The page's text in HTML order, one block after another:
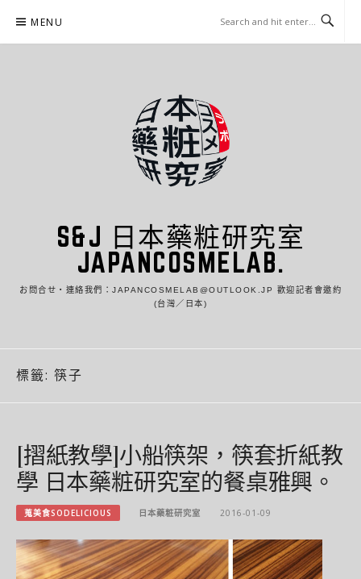
content
MENU
S&J 日本藥粧研究室
JAPANCOSMELAB.
お問合せ・連絡我們：JAPANCOSMELAB@OUTLOOK.JP 歡迎記者會邀約
(台灣／日本)
標籤: 筷子
[摺紙教學]小船筷架，筷套折紙教
學 日本藥粧研究室的餐桌雅興。
蒐美食SODELICIOUS 日本藥粧研究室 2016-01-09